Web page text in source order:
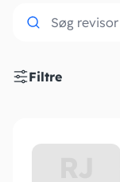
Filtre